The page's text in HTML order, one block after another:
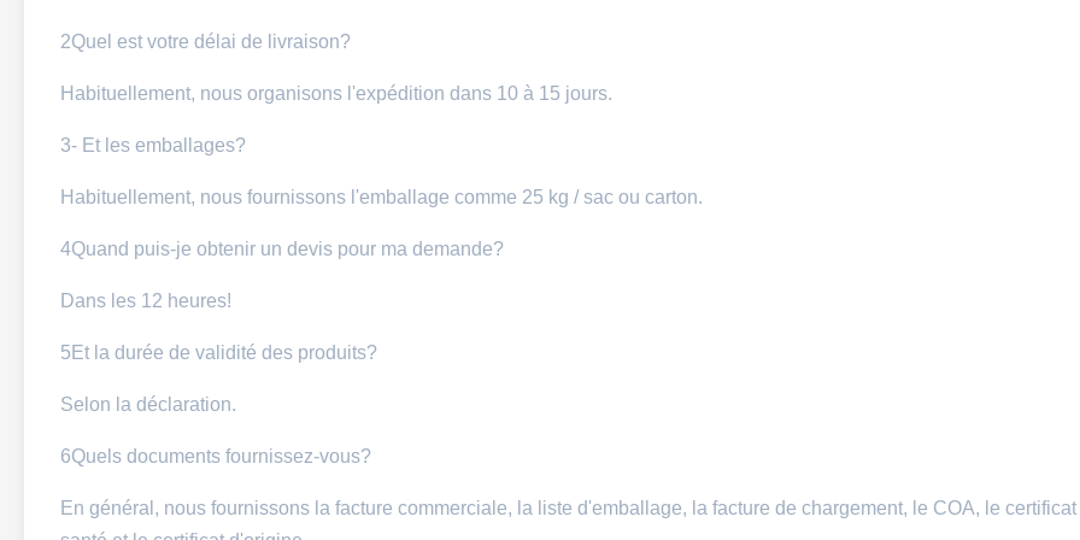
2Quel est votre délai de livraison?
Habituellement, nous organisons l'expédition dans 10 à 15 jours.
3- Et les emballages?
Habituellement, nous fournissons l'emballage comme 25 kg / sac ou carton.
4Quand puis-je obtenir un devis pour ma demande?
Dans les 12 heures!
5Et la durée de validité des produits?
Selon la déclaration.
6Quels documents fournissez-vous?
En général, nous fournissons la facture commerciale, la liste d'emballage, la facture de chargement, le COA, le certificat